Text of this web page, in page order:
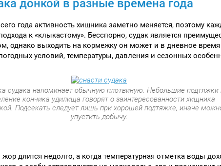
донкой в разные времена года
года активность хищника заметно меняется, поэтому
к «клыкастому». Бесспорно, судак является
однако выходить на кормежку он может и в дневное время
условий, температуры, давления и сезонных
судака напоминает обычную плотвиную. Небольшие подтяжки
кончика удилища говорят о заинтересованности хищника
Подсекать следует лишь при хорошей подтяжке, иначе
упустить добычу.
длится недолго, а когда температурная отметка воды